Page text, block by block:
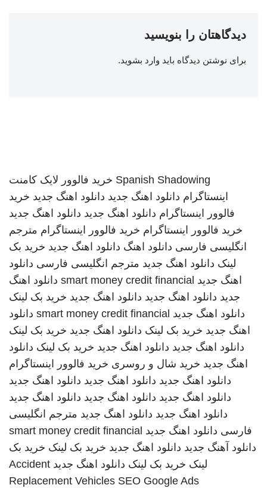
دیدگاهتان را بنویسید
برای نوشتن دیدگاه باید وارد بشوید.
Spanish Shadowing خرید فالوور لایک کامنت
اینستاگرام دانلود اهنگ جدید دانلود اهنگ جدید خرید
فالوور اینستاگرام دانلود اهنگ جدید دانلود اهنگ جدید
خرید فالوور اینستاگرام خرید فالوور اینستاگرام مترجم
انگلیسی فارسی دانلود اهنگ دانلود اهنگ جدید خرید بک
لینک دانلود اهنگ جدید مترجم انگلیسی فارسی دانلود
اهنگ جدید smart money credit financial دانلود اهنگ
جدید دانلود اهنگ جدید دانلود اهنگ جدید خرید بک لینک
دانلود اهنگ جدید smart money credit financial دانلود
اهنگ جدید خرید بک لینک دانلود اهنگ جدید خرید بک لینک
دانلود اهنگ جدید دانلود اهنگ جدید خرید بک لینک دانلود
اهنگ جدید خرید شال و روسری خرید فالوور اینستاگرام
دانلود اهنگ جدید دانلود اهنگ جدید دانلود اهنگ جدید
دانلود اهنگ جدید دانلود اهنگ جدید دانلود اهنگ جدید
دانلود اهنگ جدید دانلود اهنگ جدید مترجم انگلیسی
فارسی دانلود اهنگ جدید smart money credit financial
دانلود آهنگ جدید دانلود اهنگ جدید خرید بک لینک خرید بک
لینک خرید بک لینک دانلود اهنگ جدید Accident
Replacement Vehicles SEO Google Ads